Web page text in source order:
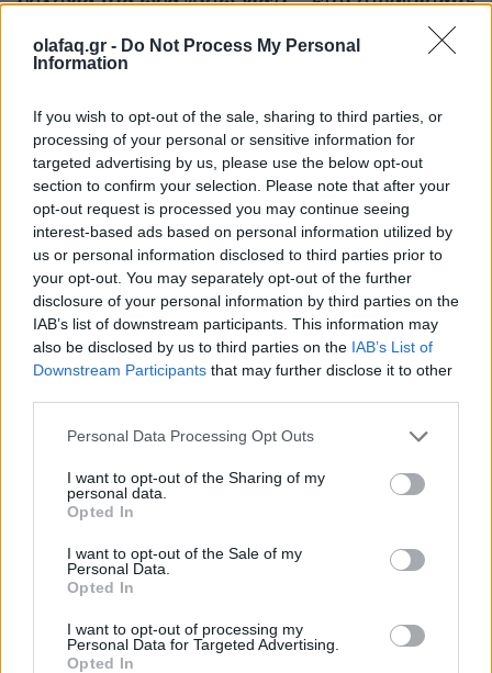
olafaq.gr - Do Not Process My Personal
Information
If you wish to opt-out of the sale, sharing to third parties, or
processing of your personal or sensitive information for
targeted advertising by us, please use the below opt-out
section to confirm your selection. Please note that after your
opt-out request is processed you may continue seeing
interest-based ads based on personal information utilized by
us or personal information disclosed to third parties prior to
your opt-out. You may separately opt-out of the further
disclosure of your personal information by third parties on the
IAB’s list of downstream participants. This information may
also be disclosed by us to third parties on the IAB’s List of
Downstream Participants that may further disclose it to other
Personal Data Processing Opt Outs
I want to opt-out of the Sharing of my
personal data.
Opted In
I want to opt-out of the Sale of my
Personal Data.
Opted In
I want to opt-out of processing my
Personal Data for Targeted Advertising.
Opted In
16.10.25
ξαναζήσουμε το πιο παράλογο ευρωπαϊκό ραντεβού με τον
χρόνο: θα γυρίσουμε τα ρολόγια μας πίσω μία ώρα, για να
"εξοικονομήσουμε ενέργεια".
Ελλάδα
Παραλύει η χώρα από τη 24ωρη απεργία
ΓΣΕΕ και ΑΔΕΔΥ ενάντια στο νέο εργασιακό
νομοσχέδιο
01.10.25